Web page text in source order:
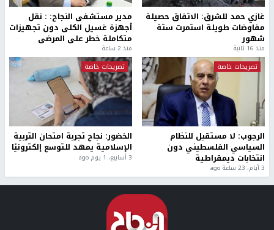
غازي حمد للشرق: الاتفاق حصيلة
مفاوضات طويلة استمرت ستة
شهور
منذ 16 ثانية
مدير مستشفى النجاح: : نقل
أجهزة غسيل الكلى دون تجهيزات
متكاملة خطر على المرضى
منذ 2 ساعة
تصريحات خاصة
الرجوب: لا مستقبل للنظام
السياسي الفلسطيني دون
انتخابات ديمقراطية
3 أيام، 23 ساعة ago
تصريحات خاصة
الخضور: نجاح تجربة امتحان التربية
الإسلامية يمهد للتوسع إلكترونيًا
3 أسابيع، 1 يوم ago